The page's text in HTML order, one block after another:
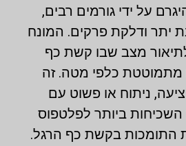
על ידי גורמים רבים,
יתר ודלקת פרקים. המונח
מצב שבו קשת כף
כלפי מטה. זה
ניתוח או פשוט עם
ביותר לפלטפוס
התומכות בקשת כף הרגל.